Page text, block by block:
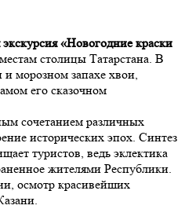
«Новогодние краски
столицы Татарстана. В
морозном запахе хвои,
его сказочном
сочетанием различных
исторических эпох. Синтез
туристов, ведь эклектика
жителями Республики.
осмотр красивейших